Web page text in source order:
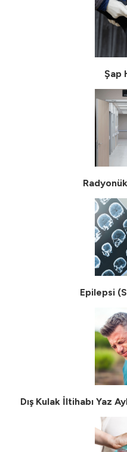
Şap
Epilepsi
Dış Kulak İltihabı Yaz